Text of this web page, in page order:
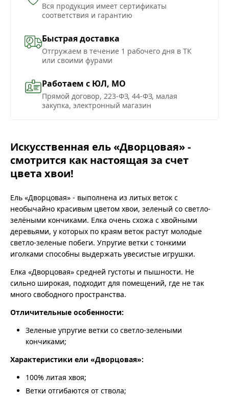
Вся продукция имеет сертификаты
соответствия и гарантию
Быстрая доставка
Отгружаем в течение 1 рабочего дня в ТК
или своими фурами
Работаем с ЮЛ, МО
Прямой договор, 223-ФЗ, 44-ФЗ, малая
закупка, электронный магазин
Искусственная ель «Дворцовая» -
смотрится как настоящая за счет
цвета хвои!
Ель «Дворцовая» - выполнена из литых веток с
необычайно красивым цветом хвои, зеленый со светло-
зелёными кончиками. Елка очень схожа с хвойными
деревьями, у которых по краям веток растут молодые
светло-зеленые побеги. Упругие ветки с тонкими
иголками способны выдержать увесистые игрушки.
Елка «Дворцовая» средней густоты и пышности. Не
сильно широкая, подходит для помещений, где не так
много свободного пространства.
Отличительные особенности:
Зеленые упругие ветки со светло-зелеными
кончиками;
Характеристики ели «Дворцовая»:
100% литая хвоя;
Ветки отгибаются от ствола;